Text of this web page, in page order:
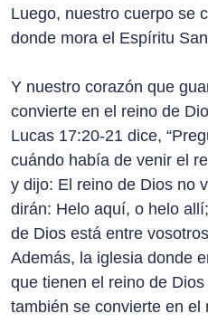
Luego, nuestro cuerpo se
donde mora el Espíritu
Y nuestro corazón que
convierte en el reino de
Lucas 17:20-21 dice,
cuándo había de venir el
y dijo: El reino de Dios no
dirán: Helo aquí, o helo
de Dios está entre
Además, la iglesia donde
que tienen el reino de
también se convierte en el